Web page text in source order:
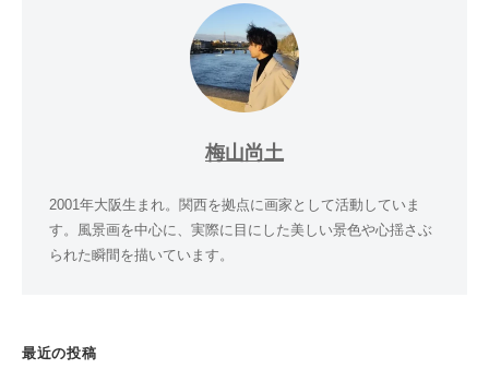
梅山尚土
2001年大阪生まれ。関西を拠点に画家として活動していま
す。風景画を中心に、実際に目にした美しい景色や心揺さぶ
られた瞬間を描いています。
最近の投稿